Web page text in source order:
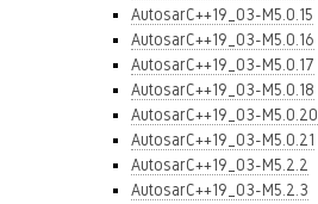
AutosarC++19_03-M5.0.15
AutosarC++19_03-M5.0.16
AutosarC++19_03-M5.0.17
AutosarC++19_03-M5.0.18
AutosarC++19_03-M5.0.20
AutosarC++19_03-M5.0.21
AutosarC++19_03-M5.2.2
AutosarC++19_03-M5.2.3